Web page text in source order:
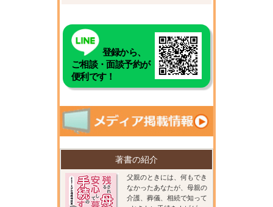
登録から、
ご相談・面談予約が
便利です！
著書の紹介
父親のときには、何もでき
なかったあなたが、母親の
介護、葬儀、相続で知って